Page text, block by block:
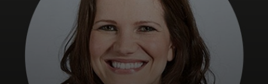
Dành cho nhà đổi mới
Tin tức và xu hướng